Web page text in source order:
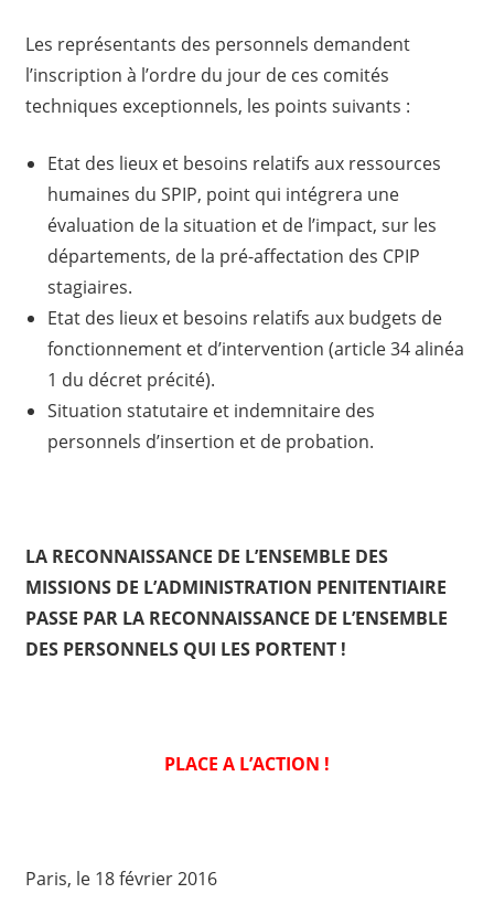
Les représentants des personnels demandent
l’inscription à l’ordre du jour de ces comités
techniques exceptionnels, les points suivants :
Etat des lieux et besoins relatifs aux ressources
humaines du SPIP, point qui intégrera une
évaluation de la situation et de l’impact, sur les
départements, de la pré-affectation des CPIP
stagiaires.
Etat des lieux et besoins relatifs aux budgets de
fonctionnement et d’intervention (article 34 alinéa
1 du décret précité).
Situation statutaire et indemnitaire des
personnels d’insertion et de probation.
LA RECONNAISSANCE DE L’ENSEMBLE DES
MISSIONS DE L’ADMINISTRATION PENITENTIAIRE
PASSE PAR LA RECONNAISSANCE DE L’ENSEMBLE
DES PERSONNELS QUI LES PORTENT !
PLACE A L’ACTION !
Paris, le 18 février 2016